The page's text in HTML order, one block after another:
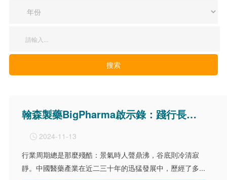
搜索
翰森製藥BigPharma啟示錄：踐行長期主義，穿越時代周期
 2024-11-13
行業周期總是那麼殘酷：景氣時人聲鼎沸，谷底則冷清寂
靜。中國醫藥產業在近二三十年的迅猛發展中，歷經了多...